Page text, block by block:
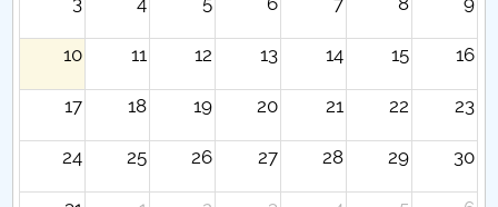
10 11 12 13 14 15 16
17 18 19 20 21 22 23
24 25 26 27 28 29 30